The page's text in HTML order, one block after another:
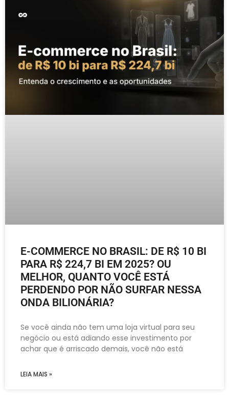
E-COMMERCE NO BRASIL: DE R$ 10 BI
PARA R$ 224,7 BI EM 2025? OU
MELHOR, QUANTO VOCÊ ESTÁ
PERDENDO POR NÃO SURFAR NESSA
ONDA BILIONÁRIA?
Se você ainda não tem uma loja virtual para seu
negócio ou está adiando esse investimento por
achar que é arriscado demais, você não está
LEIA MAIS »